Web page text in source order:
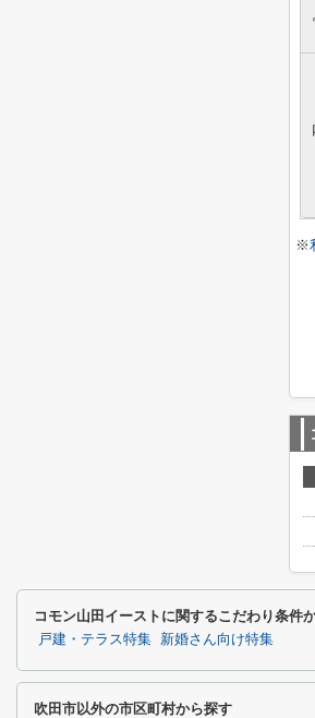
※
コモン山田イーストに関するこだわり条件
戸建・テラス特集 新婚さん向け特集
吹田市以外の市区町村から探す